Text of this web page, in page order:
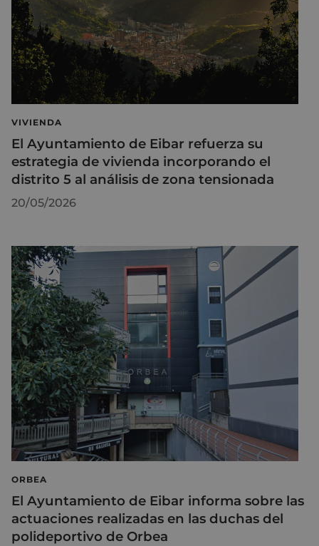
VIVIENDA
El Ayuntamiento de Eibar refuerza su
estrategia de vivienda incorporando el
distrito 5 al análisis de zona tensionada
20/05/2026
ORBEA
El Ayuntamiento de Eibar informa sobre las
actuaciones realizadas en las duchas del
polideportivo de Orbea